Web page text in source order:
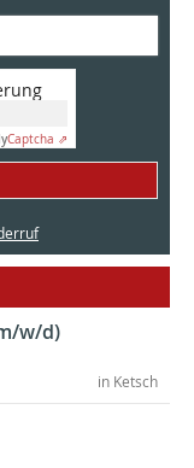
Captcha ⇗
w/d)
in Ketsch